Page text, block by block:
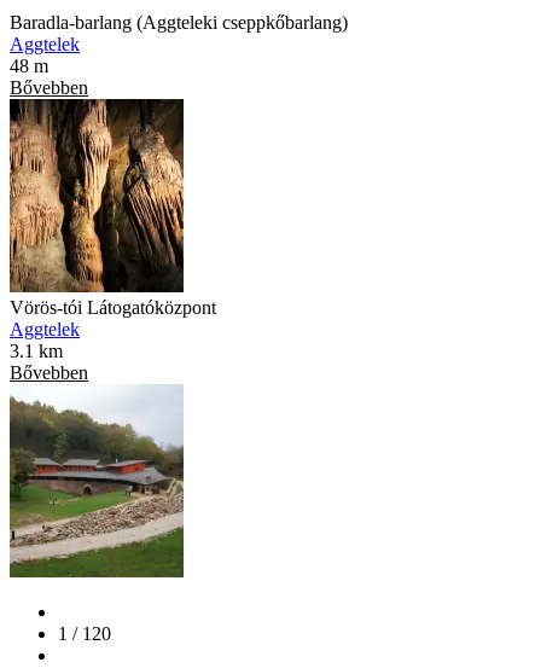
Baradla-barlang (Aggteleki cseppkőbarlang)
Aggtelek
48 m
Bővebben
Vörös-tói Látogatóközpont
Aggtelek
3.1 km
Bővebben
1 / 120